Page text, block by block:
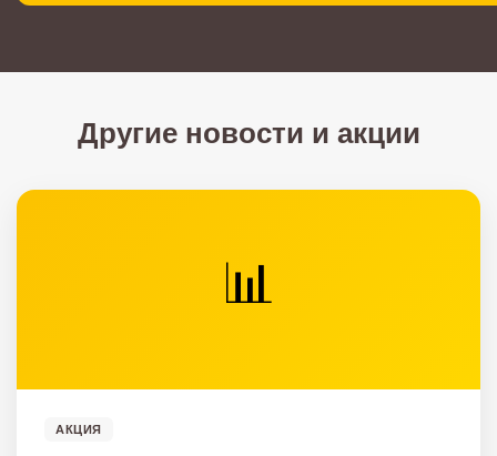
Другие новости и акции
📊
АКЦИЯ